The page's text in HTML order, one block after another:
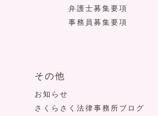
弁護士募集要項
事務員募集要項
その他
お知らせ
さくらさく法律事務所ブログ